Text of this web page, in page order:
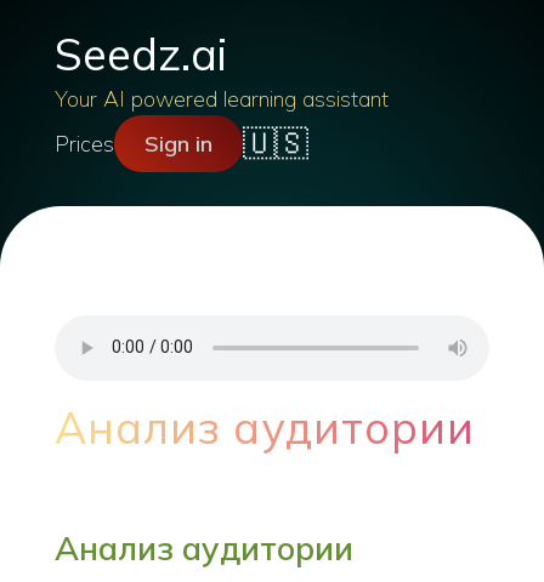
Seedz.ai
Your AI powered learning assistant
Prices
Sign in 🇺🇸
Анализ аудитории
Анализ аудитории